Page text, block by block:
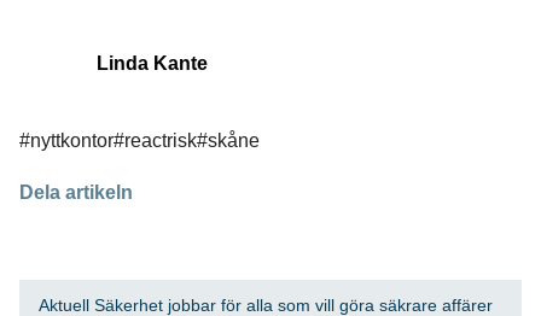
Linda Kante
#nyttkontor#reactrisk#skåne
Dela artikeln
Aktuell Säkerhet jobbar för alla som vill göra säkrare affärer